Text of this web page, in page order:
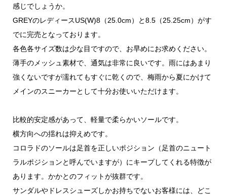
感じでしょうか。
GREYのレディースUS(W)8（25.0cm）と8.5（25.25cm）がす
でに完売となっております。
各色各サイズ数は少な目ですので、お早めにお求めください。
薄手のメッシュ素材で、通気は非常に良いです。雨にはあまり
強くないですが濡れてもすぐに乾くので、梅雨から夏にかけて
メインのスニーカーとして十分お使いいただけます。
比較的安定感があって、軽量で柔らかいソールです。
横方向への揺れは抑えめです。
コロラドのソールは足首を正しいポジション（足首のニュート
ラルポジションと呼んでいますが）にキープしてくれる特徴が
あります。かかとのフィットが抜群です。
サンダルやドレスシューズしかお持ちでないお客様には、どこ